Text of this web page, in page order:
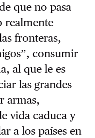
que no pasa
realmente
fronteras,
consumir
al que le es
las grandes
armas,
vida caduca y
a los países en